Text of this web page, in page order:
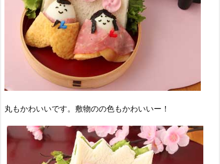
丸もかわいいです。敷物のの色もかわいいー！